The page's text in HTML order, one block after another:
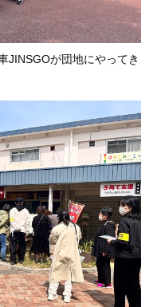
JINSGOが団地にやってき